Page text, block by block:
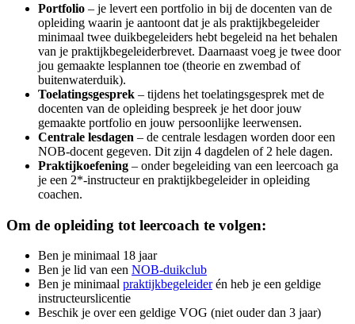
Portfolio – je levert een portfolio in bij de docenten van de
opleiding waarin je aantoont dat je als praktijkbegeleider
minimaal twee duikbegeleiders hebt begeleid na het behalen
van je praktijkbegeleiderbrevet. Daarnaast voeg je twee door
jou gemaakte lesplannen toe (theorie en zwembad of
buitenwaterduik).
Toelatingsgesprek – tijdens het toelatingsgesprek met de
docenten van de opleiding bespreek je het door jouw
gemaakte portfolio en jouw persoonlijke leerwensen.
Centrale lesdagen – de centrale lesdagen worden door een
NOB-docent gegeven. Dit zijn 4 dagdelen of 2 hele dagen.
Praktijkoefening – onder begeleiding van een leercoach ga
je een 2*-instructeur en praktijkbegeleider in opleiding
coachen.
Om de opleiding tot leercoach te volgen:
Ben je minimaal 18 jaar
Ben je lid van een NOB-duikclub
Ben je minimaal praktijkbegeleiderén heb je een geldige
instructeurslicentie
Beschik je over een geldige VOG (niet ouder dan 3 jaar)